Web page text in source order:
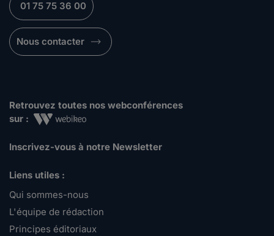
01 75 75 36 00
Nous contacter
Retrouvez toutes nos webconférences
sur :
Inscrivez-vous à notre Newsletter
Liens utiles :
Qui sommes-nous
L'équipe de rédaction
Principes éditoriaux